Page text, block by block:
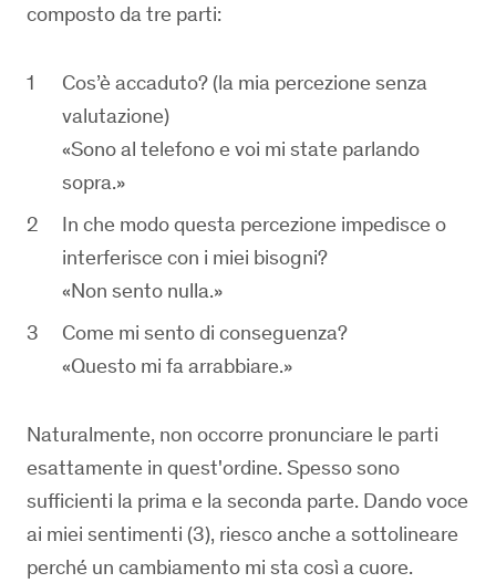
composto da tre parti:
Cos’è accaduto? (la mia percezione senza
valutazione)
«Sono al telefono e voi mi state parlando
sopra.»
In che modo questa percezione impedisce o
interferisce con i miei bisogni?
«Non sento nulla.»
Come mi sento di conseguenza?
«Questo mi fa arrabbiare.»
Naturalmente, non occorre pronunciare le parti
esattamente in quest'ordine. Spesso sono
sufficienti la prima e la seconda parte. Dando voce
ai miei sentimenti (3), riesco anche a sottolineare
perché un cambiamento mi sta così a cuore.